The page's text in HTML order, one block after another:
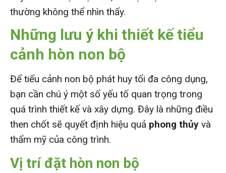
thường không thể nhìn thấy.
Những lưu ý khi thiết kế tiểu
cảnh hòn non bộ
Để tiểu cảnh non bộ phát huy tối đa công dụng,
bạn cần chú ý một số yếu tố quan trọng trong
quá trình thiết kế và xây dựng. Đây là những điều
then chốt sẽ quyết định hiệu quả phong thủy và
thẩm mỹ của công trình.
Vị trí đặt hòn non bộ